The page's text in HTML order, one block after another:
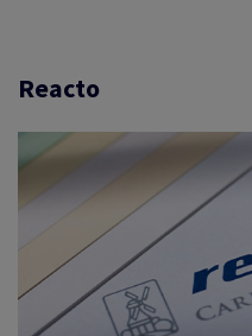
Reacto